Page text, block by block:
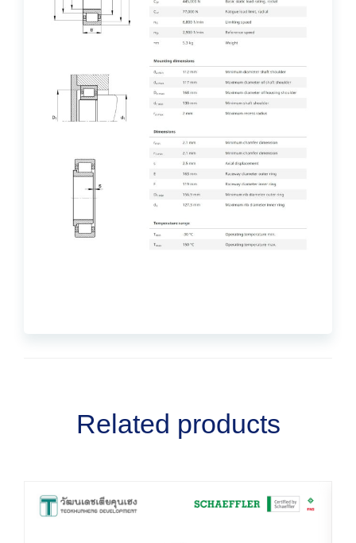
Related products